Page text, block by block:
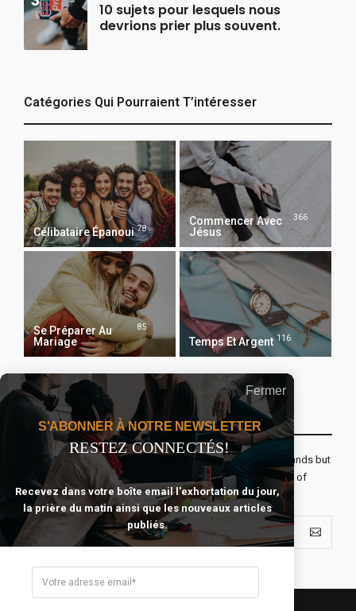
10 sujets pour lesquels nous
devrions prier plus souvent.
Catégories Qui Pourraient T’intéresser
Célibataire Épanoui 78
Commencer Avec
Jésus
366
Se Préparer Au
Mariage
85
Temps Et Argent 116
Recevoir Notre Newsletter Chaque Matin
The real voyage of discovery consists not in seeking new lands but
seeing with new eyes. All journeys have secret destinations of
which the traveler is unaware.
Fermer
S'ABONNER À NOTRE NEWSLETTER
RESTEZ CONNECTÉS!
Recevez dans votre boîte email l'exhortation du jour,
la prière du matin ainsi que les nouveaux articles
publiés.